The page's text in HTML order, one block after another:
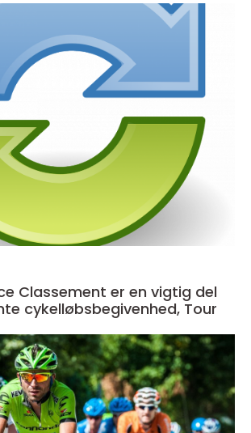
Classement er en vigtig del
cykelløbsbegivenhed, Tour